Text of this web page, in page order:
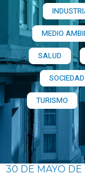
MEDIO
SALUD
TURISMO
30 DE MAYO